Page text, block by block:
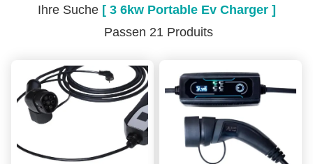
Ihre Suche [ 3 6kw Portable Ev Charger ]
Passen 21 Produits